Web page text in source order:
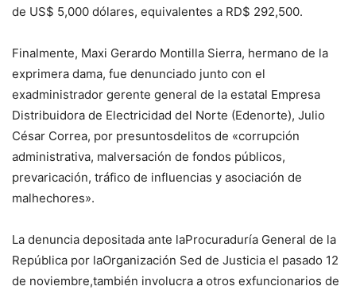
de US$ 5,000 dólares, equivalentes a RD$ 292,500.
Finalmente, Maxi Gerardo Montilla Sierra, hermano de la
exprimera dama, fue denunciado junto con el
exadministrador gerente general de la estatal Empresa
Distribuidora de Electricidad del Norte (Edenorte), Julio
César Correa, por presuntosdelitos de «corrupción
administrativa, malversación de fondos públicos,
prevaricación, tráfico de influencias y asociación de
malhechores».
La denuncia depositada ante laProcuraduría General de la
República por laOrganización Sed de Justicia el pasado 12
de noviembre,también involucra a otros exfuncionarios de